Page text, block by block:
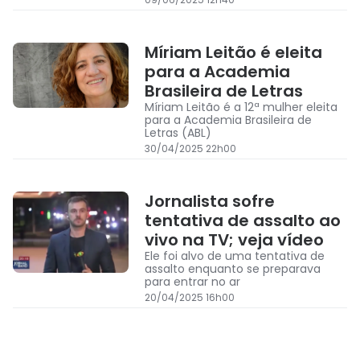
Míriam Leitão é eleita
para a Academia
Brasileira de Letras
Míriam Leitão é a 12ª mulher eleita
para a Academia Brasileira de
Letras (ABL)
30/04/2025 22h00
Jornalista sofre
tentativa de assalto ao
vivo na TV; veja vídeo
Ele foi alvo de uma tentativa de
assalto enquanto se preparava
para entrar no ar
20/04/2025 16h00